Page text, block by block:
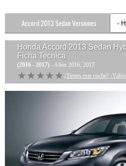
Honda Accord 2013 Sedan
Ficha Tecnica
(2016 - 2017) - Años 2016, 2017
★★★★★
★★★★★ ¿Tienes este coche?
Accord 2013 Sedan Versiones